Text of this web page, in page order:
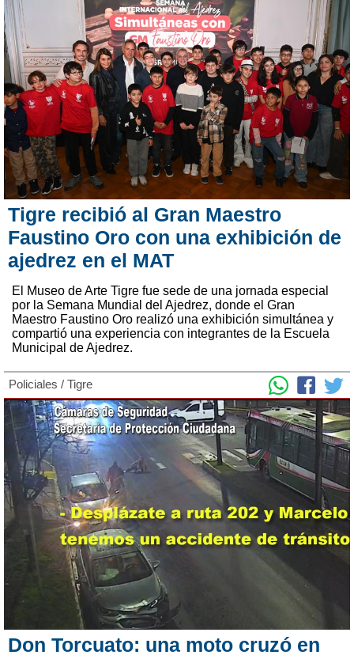
Tigre recibió al Gran Maestro
Faustino Oro con una exhibición de
ajedrez en el MAT
El Museo de Arte Tigre fue sede de una jornada especial
por la Semana Mundial del Ajedrez, donde el Gran
Maestro Faustino Oro realizó una exhibición simultánea y
compartió una experiencia con integrantes de la Escuela
Municipal de Ajedrez.
Policiales / Tigre
Don Torcuato: una moto cruzó en